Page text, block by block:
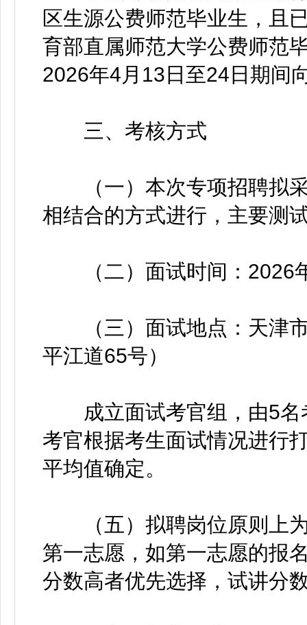
区生源公费师范毕业生，且
育部直属师范大学公费师范
2026年4月13日至24日期间
三、考核方式
（一）本次专项招聘拟采
相结合的方式进行，主要测
（二）面试时间：2026
（三）面试地点：天津市
平江道65号）
成立面试考官组，由5名
考官根据考生面试情况进行
平均值确定。
（五）拟聘岗位原则上为
第一志愿，如第一志愿的报
分数高者优先选择，试讲分